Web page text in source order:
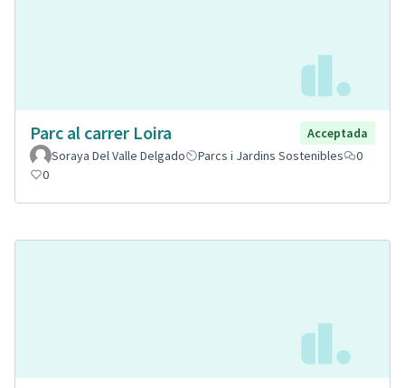
Parc al carrer Loira
Acceptada
Soraya Del Valle Delgado
Parcs i Jardins Sostenibles
0
0